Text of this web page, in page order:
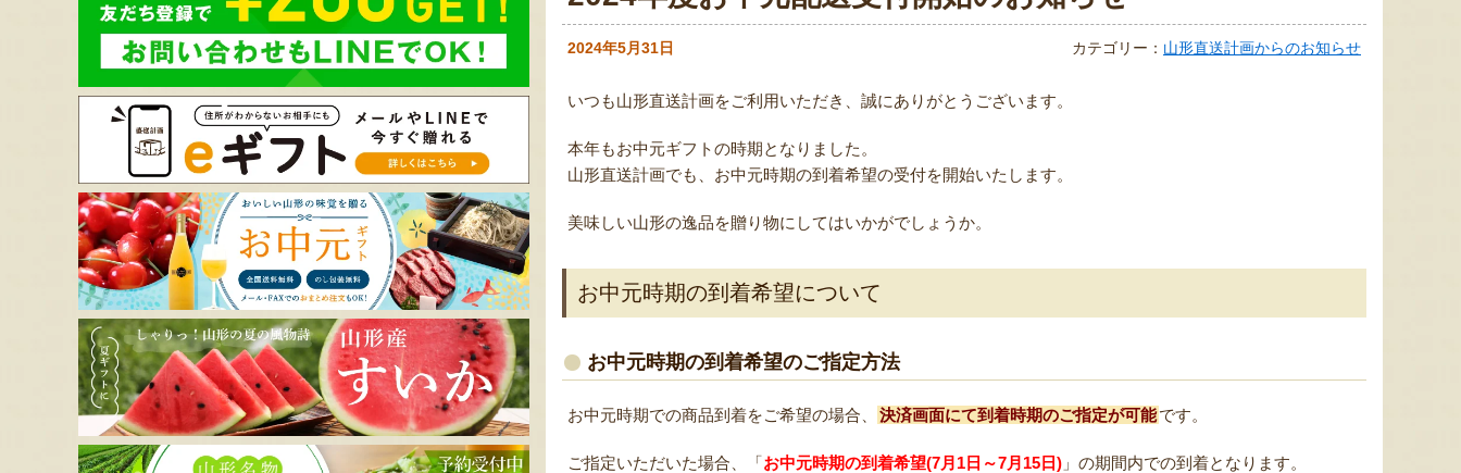
2024年5月31日 カテゴリー： 山形直送計画からのお知らせ
いつも山形直送計画をご利用いただき、誠にありがとうございます。
本年もお中元ギフトの時期となりました。
山形直送計画でも、お中元時期の到着希望の受付を開始いたします。
美味しい山形の逸品を贈り物にしてはいかがでしょうか。
お中元時期の到着希望について
お中元時期の到着希望のご指定方法
お中元時期での商品到着をご希望の場合、 決済画面にて到着時期のご指定が可能です。
ご指定いただいた場合、「お中元時期の到着希望(7月1日～7月15日) 」の期間内での到着となります。